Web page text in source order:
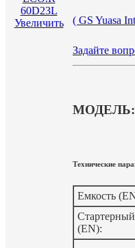
Увеличить ( GS Yuasa
Задайте
МОДЕЛЬ:
Технические
Емкость
(EN):